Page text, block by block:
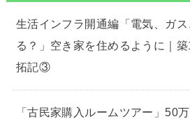
生活インフラ開通編「電気、ガ
る？」空き家を住めるように｜
拓記③
「古民家購入ルームツアー」50